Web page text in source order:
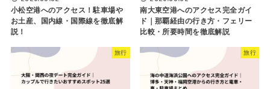
小松空港へのアクセス！駐車場や
お土産、国内線・国際線を徹底解
説！
南大東空港へのアクセス完全ガイ
ド｜那覇経由の行き方・フェリー
比較・所要時間を徹底解説
旅行 旅行